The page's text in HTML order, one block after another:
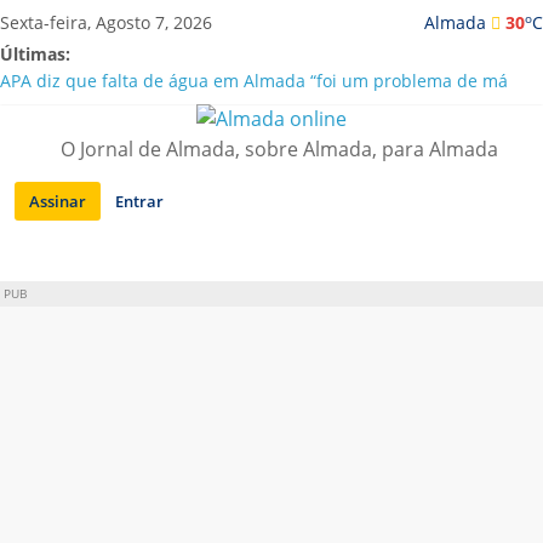
Saltar
para
conteúdo
Almada 30oC
Sexta-feira, Agosto 7, 2026
Últimas:
APA diz que falta de água em Almada “foi um problema de má
Laranjeiro | Cultura pop asiática invade a Casa Amarela
Ponte 25 de Abril celebra 60 anos com programa cultural entre
Lisboa e Almada
Situação de alerta em Almada renovada até final de Agosto
O Jornal de Almada, sobre Almada, para Almada
Assinar Entrar
PUB